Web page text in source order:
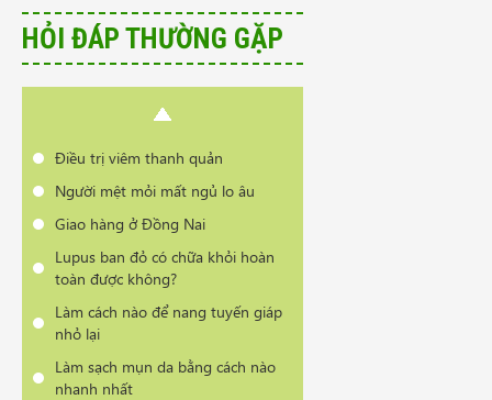
HỎI ĐÁP THƯỜNG GẶP
nhanh nhất
Có phải bị thoái hóa cột sống khi
đổi thời tiết?
Cần tư vấn sản phẩm trị vẩy nến
Điều trị viêm thanh quản
Người mệt mỏi mất ngủ lo âu
Giao hàng ở Đồng Nai
Lupus ban đỏ có chữa khỏi hoàn
toàn được không?
Làm cách nào để nang tuyến giáp
nhỏ lại
Làm sạch mụn da bằng cách nào
nhanh nhất